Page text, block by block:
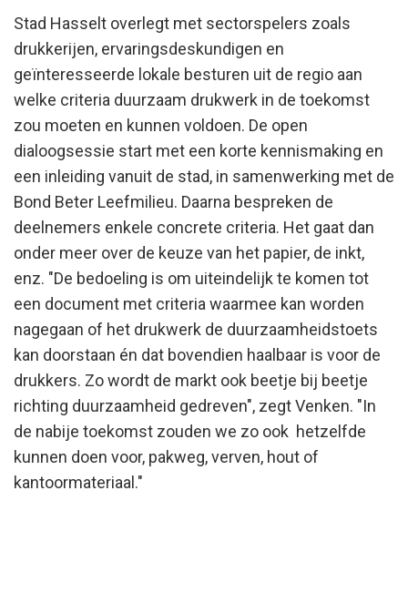
Stad Hasselt overlegt met sectorspelers zoals
drukkerijen, ervaringsdeskundigen en
geïnteresseerde lokale besturen uit de regio aan
welke criteria duurzaam drukwerk in de toekomst
zou moeten en kunnen voldoen. De open
dialoogsessie start met een korte kennismaking en
een inleiding vanuit de stad, in samenwerking met de
Bond Beter Leefmilieu. Daarna bespreken de
deelnemers enkele concrete criteria. Het gaat dan
onder meer over de keuze van het papier, de inkt,
enz. "De bedoeling is om uiteindelijk te komen tot
een document met criteria waarmee kan worden
nagegaan of het drukwerk de duurzaamheidstoets
kan doorstaan én dat bovendien haalbaar is voor de
drukkers. Zo wordt de markt ook beetje bij beetje
richting duurzaamheid gedreven", zegt Venken. "In
de nabije toekomst zouden we zo ook hetzelfde
kunnen doen voor, pakweg, verven, hout of
kantoormateriaal."